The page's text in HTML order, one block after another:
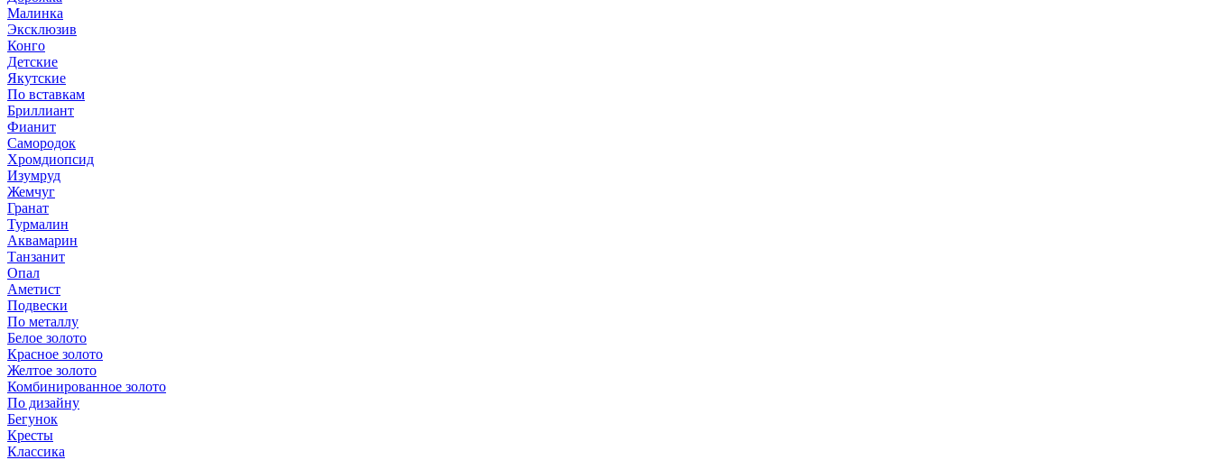
Малинка
Эксклюзив
Конго
Детские
Якутские
По вставкам
Бриллиант
Фианит
Самородок
Хромдиопсид
Изумруд
Жемчуг
Гранат
Турмалин
Аквамарин
Танзанит
Опал
Аметист
Подвески
По металлу
Белое золото
Красное золото
Желтое золото
Комбинированное золото
По дизайну
Бегунок
Кресты
Классика